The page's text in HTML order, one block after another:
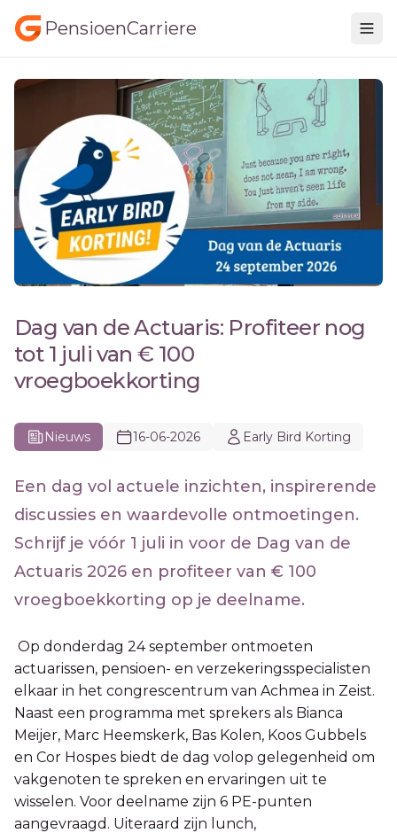
PensioenCarriere
Dag van de Actuaris: Profiteer nog
tot 1 juli van € 100
vroegboekkorting
Nieuws 16-06-2026 Early Bird Korting
Een dag vol actuele inzichten, inspirerende
discussies en waardevolle ontmoetingen.
Schrijf je vóór 1 juli in voor de Dag van de
Actuaris 2026 en profiteer van € 100
vroegboekkorting op je deelname.
Op donderdag 24 september ontmoeten
actuarissen, pensioen- en verzekeringsspecialisten
elkaar in het congrescentrum van Achmea in Zeist.
Naast een programma met sprekers als Bianca
Meijer, Marc Heemskerk, Bas Kolen, Koos Gubbels
en Cor Hospes biedt de dag volop gelegenheid om
vakgenoten te spreken en ervaringen uit te
wisselen. Voor deelname zijn 6 PE-punten
aangevraagd. Uiteraard zijn lunch,